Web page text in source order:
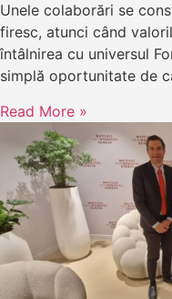
Unele colaborări se
firesc, atunci când
întâlnirea cu universul
simplă oportunitate de
Read More »